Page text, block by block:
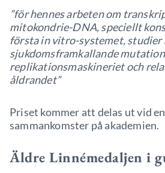
”för hennes arbeten om
mitokondrie-DNA, speciellt
första in vitro-systemet, studier
sjukdomsframkallande
replikationsmaskineriet och
åldrandet”
Priset kommer att delas ut vid
sammankomster på akademien.
Äldre Linnémedaljen i